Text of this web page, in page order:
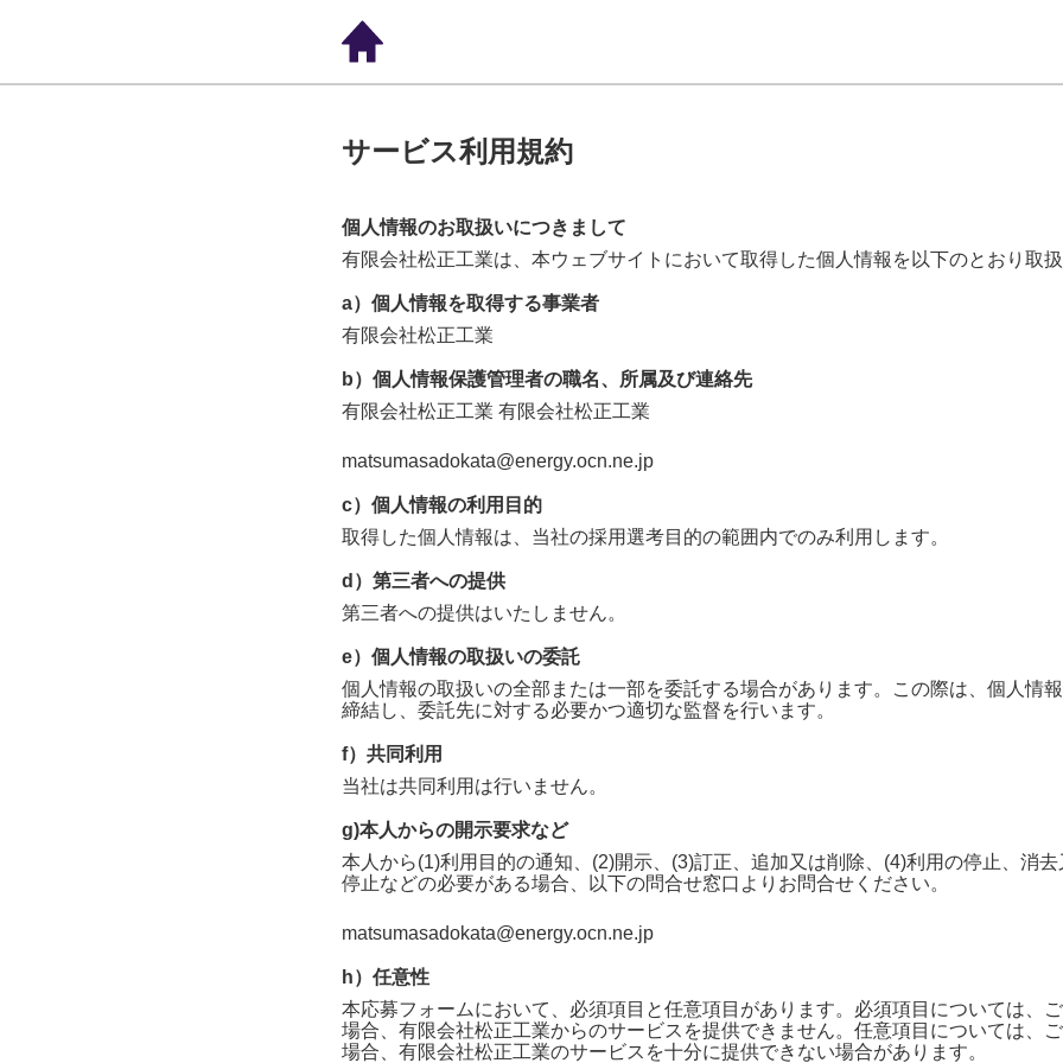
サービス利用規約
個人情報のお取扱いにつきまして
有限会社松正工業は、本ウェブサイトにおいて取得した個人情報を以下のとおり取
a）個人情報を取得する事業者
有限会社松正工業
b）個人情報保護管理者の職名、所属及び連絡先
有限会社松正工業 有限会社松正工業
matsumasadokata@energy.ocn.ne.jp
c）個人情報の利用目的
取得した個人情報は、当社の採用選考目的の範囲内でのみ利用します。
d）第三者への提供
第三者への提供はいたしません。
e）個人情報の取扱いの委託
個人情報の取扱いの全部または一部を委託する場合があります。この際は、個人情
締結し、委託先に対する必要かつ適切な監督を行います。
f）共同利用
当社は共同利用は行いません。
g)本人からの開示要求など
本人から(1)利用目的の通知、(2)開示、(3)訂正、追加又は削除、(4)利用の停止、消
停止などの必要がある場合、以下の問合せ窓口よりお問合せください。
matsumasadokata@energy.ocn.ne.jp
h）任意性
本応募フォームにおいて、必須項目と任意項目があります。必須項目については、
場合、 有限会社松正工業からのサービスを提供できません。任意項目については、
場合、 有限会社松正工業のサービスを十分に提供できない場合があります。